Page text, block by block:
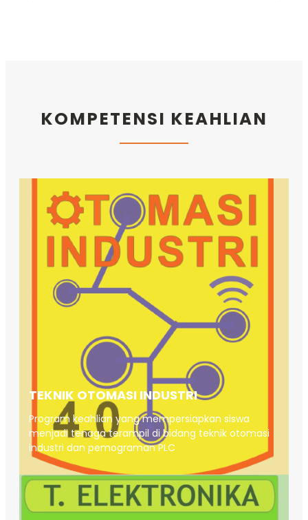
KOMPETENSI KEAHLIAN
TEKNIK OTOMASI INDUSTRI
Program keahlian yang mempersiapkan siswa
menjadi tenaga terampil di bidang teknik otomasi
industri dan pemograman PLC